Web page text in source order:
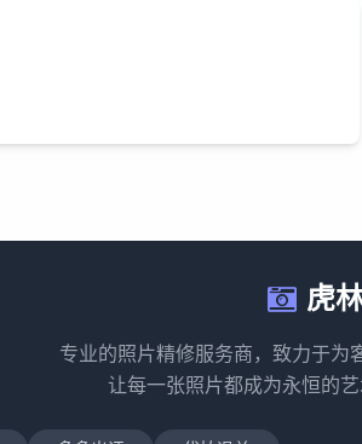
虎
专业的照片精修服务商，致力于为
让每一张照片都成为永恒的